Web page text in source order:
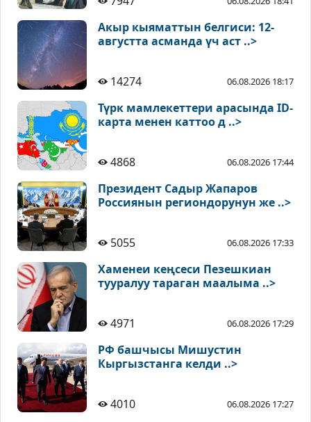
Акыр кыяматтын белгиси: 12-
августта асманда үч аст ..>
14274 06.08.2026 18:17
Түрк мамлекеттери арасында ID-
карта менен каттоо д ..>
4868 06.08.2026 17:44
Президент Садыр Жапаров
Россиянын региондорунун же ..>
5055 06.08.2026 17:33
Хаменеи кеңсеси Пезешкиан
тууралуу тараган маалыма ..>
4971 06.08.2026 17:29
РФ башчысы Мишустин
Кыргызстанга келди ..>
4010 06.08.2026 17:27